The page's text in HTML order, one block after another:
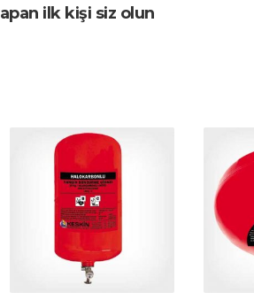
ilk kişi siz olun